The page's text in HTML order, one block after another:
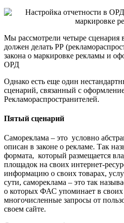
Мы рассмотрели четыре сценария
должен делать РР
закона о маркировке рекламы и
ОРД
Однако есть еще один
сценарий, связанный с
Рекламораспространителей.
Пятый сценарий
Самореклама – это условно
описан в законе о рекламе. Так
формата, который размещается
площадок на своих интернет-
информацию о своих товарах,
сути, самореклама – это так
о которых ФАС упоминает в своих
многочисленные запросы от
своем сайте.